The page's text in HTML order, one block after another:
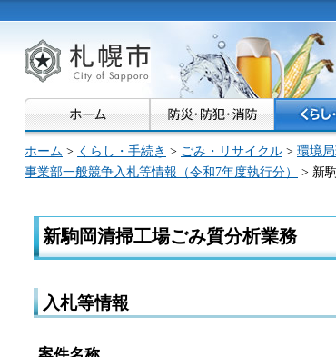
札幌市
ホーム > くらし・手続き > ごみ・リサイクル > 環境
事業部一般競争入札等情報（令和7年度執行分）
> 新
新駒岡清掃工場ごみ質分析業務
入札等情報